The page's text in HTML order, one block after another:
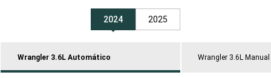
2024 2025
Wrangler 3.6L Automático Wrangler 3.6L Manual